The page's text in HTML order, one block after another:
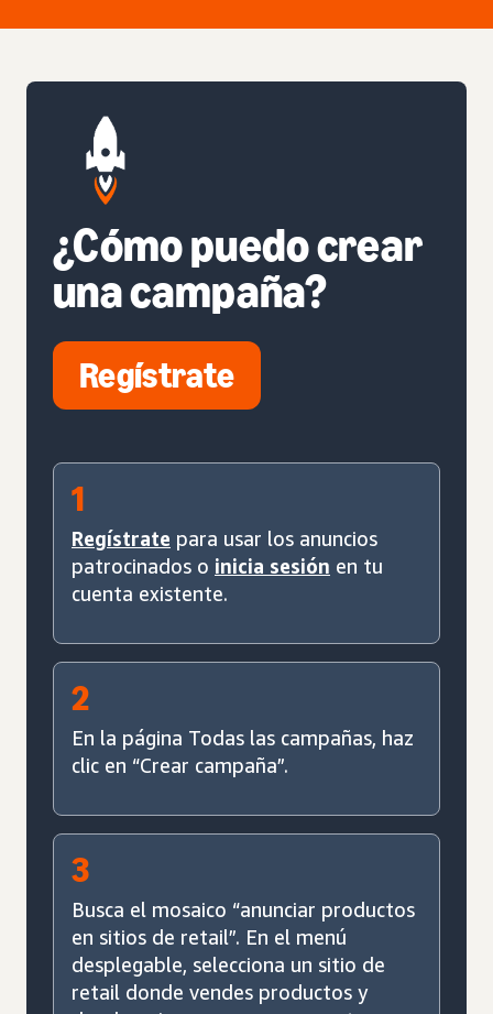
¿Cómo puedo crear
una campaña?
Regístrate
1
Regístrate para usar los anuncios
patrocinados o inicia sesión en tu
cuenta existente.
2
En la página Todas las campañas, haz
clic en “Crear campaña”.
3
Busca el mosaico “anunciar productos
en sitios de retail”. En el menú
desplegable, selecciona un sitio de
retail donde vendes productos y